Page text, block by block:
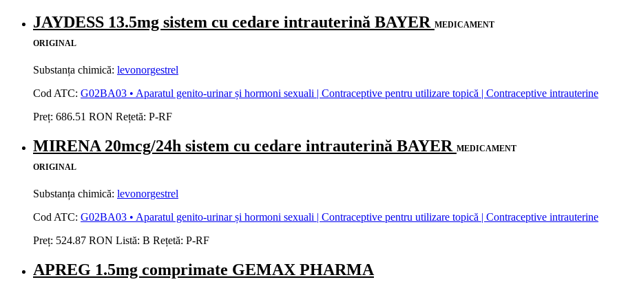
JAYDESS 13.5mg sistem cu cedare intrauterină BAYER MEDICAMENT
ORIGINAL
Substanța chimică: levonorgestrel
Cod ATC: G02BA03 • Aparatul genito-urinar și hormoni sexuali | Contraceptive pentru utilizare topică | Contraceptive intrauterine
Preț: 686.51 RON Rețetă: P-RF
MIRENA 20mcg/24h sistem cu cedare intrauterină BAYER MEDICAMENT
ORIGINAL
Substanța chimică: levonorgestrel
Cod ATC: G02BA03 • Aparatul genito-urinar și hormoni sexuali | Contraceptive pentru utilizare topică | Contraceptive intrauterine
Preț: 524.87 RON Listă: B Rețetă: P-RF
APREG 1.5mg comprimate GEMAX PHARMA